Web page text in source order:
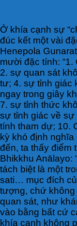
Ở khía cạnh sự
đúc kết một vài
Henepola
mười đặc tính:
2. sự quan sát
tư; 4. sự tỉnh giác
ngay trong giây
7. sự tỉnh thức
sự tỉnh giác về sự
tính tham dự; 10.
kỳ khó định
đến, ta thấy điểm
Bhikkhu Anālayo:
tách biệt là một
sati… mục đích
tượng, chứ không
quan sát, như
vào bằng bất cứ
khía cạnh không